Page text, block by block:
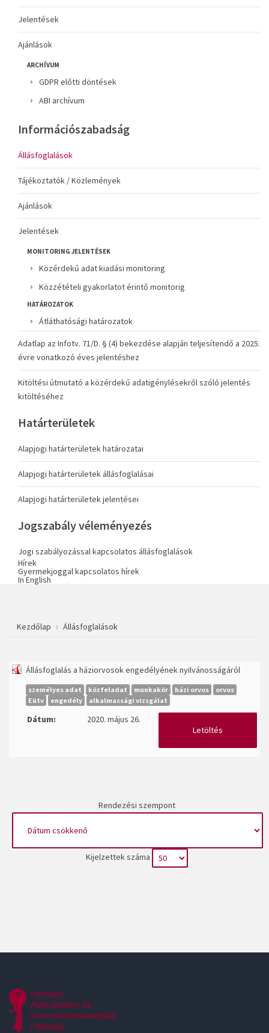
Jelentések
Ajánlások
ARCHÍVUM
GDPR előtti döntések
ABI archívum
Információszabadság
Állásfoglalások
Tájékoztatók / Közlemények
Ajánlások
Jelentések
MONITORING JELENTÉSEK
Közérdekű adat kiadási monitoring
Közzétételi gyakorlatot érintő monitorig
HATÁROZATOK
Átláthatósági határozatok
Adatlap az Infotv. 71/D. § (4) bekezdése alapján teljesítendő a 2025.
évre vonatkozó éves jelentéshez
Kitöltési útmutató a közérdekű adatigénylésekről szóló jelentés
kitöltéséhez
Határterületek
Alapjogi határterületek határozatai
Alapjogi határterületek állásfoglalásai
Alapjogi határterületek jelentései
Jogszabály véleményezés
Jogi szabályozással kapcsolatos állásfoglalások
Hírek
Gyermekjoggal kapcsolatos hírek
In English
Kezdőlap Állásfoglalások
Állásfoglalás a háziorvosok engedélyének nyilvánosságáról
személyes adat közfeladat munkakör házi orvos
orvos
Eütv
engedély alkalmassági vizsgálat
Dátum:
2020. május 26.
Letöltés
Rendezési szempont
Kijelzettek száma